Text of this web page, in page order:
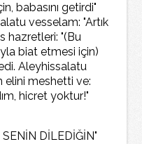
babasını getirdi"
vesselam: "Artık
hazretleri: "(Bu
biat etmesi için)
Aleyhissalatu
elini meshetti ve:
hicret yoktur!"
DİLEDİĞİN"